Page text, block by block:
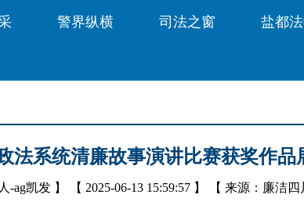
警界纵横 司法之窗 盐都
法系统清廉故事演讲比赛获奖作品
-ag凯发 】 【 2025-06-13 15:59:57 】 【 来源：廉洁四